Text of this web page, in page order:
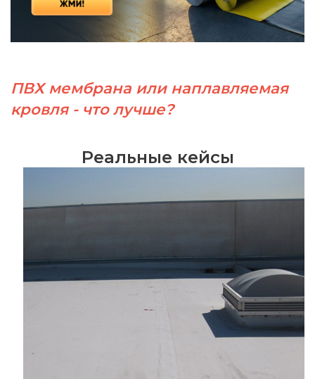
ПВХ мембрана или наплавляемая
кровля - что лучше?
Реальные кейсы